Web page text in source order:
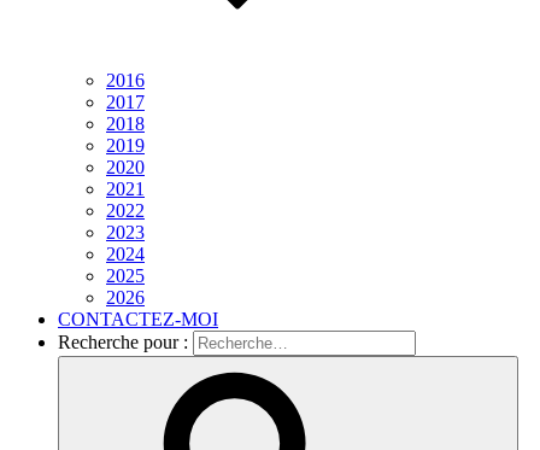
2016
2017
2018
2019
2020
2021
2022
2023
2024
2025
2026
CONTACTEZ-MOI
Recherche pour :